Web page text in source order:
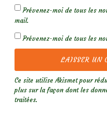
Prévenez-moi de tous les
mail.
Prévenez-moi de tous les
Ce site utilise Akismet pour
plus sur la façon dont les
traitées.